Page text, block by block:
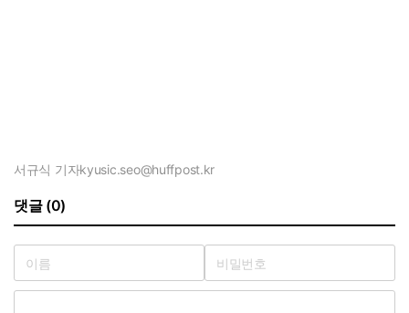
서규식 기자kyusic.seo@huffpost.kr
댓글 (0)